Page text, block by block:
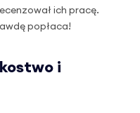
ich pracę.
popłaca!
i